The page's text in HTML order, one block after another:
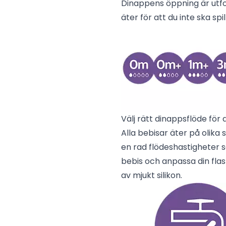
Dinappens öppning är
äter för att du inte ska
Välj rätt dinappsflöde för
Alla bebisar äter på olika
en rad flödeshastigheter
bebis och anpassa din
av mjukt silikon.